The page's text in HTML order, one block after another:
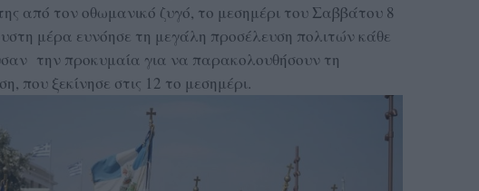
από τον οθωμανικό ζυγό, το μεσημέρι του Σαββάτου 8
μέρα ευνόησε τη μεγάλη προσέλευση πολιτών κάθε
την προκυμαία για να παρακολουθήσουν τη
που ξεκίνησε στις 12 το μεσημέρι.